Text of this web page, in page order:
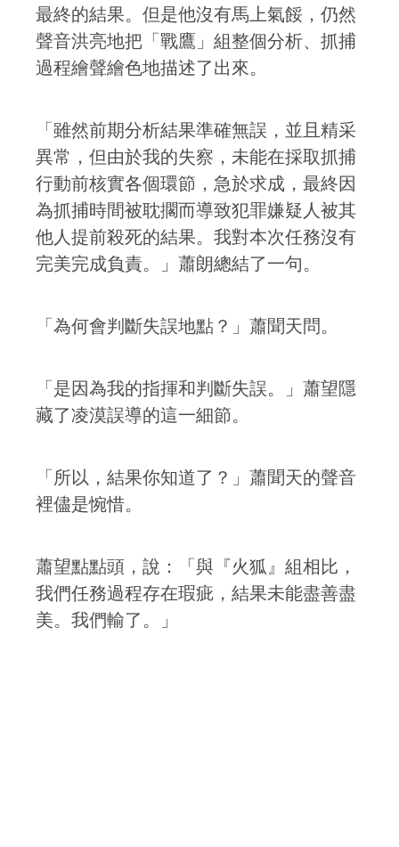
最終的結果。但是他沒有馬上氣餒，仍然
聲音洪亮地把「戰鷹」組整個分析、抓捕
過程繪聲繪色地描述了出來。
「雖然前期分析結果準確無誤，並且精采
異常，但由於我的失察，未能在採取抓捕
行動前核實各個環節，急於求成，最終因
為抓捕時間被耽擱而導致犯罪嫌疑人被其
他人提前殺死的結果。我對本次任務沒有
完美完成負責。」蕭朗總結了一句。
「為何會判斷失誤地點？」蕭聞天問。
「是因為我的指揮和判斷失誤。」蕭望隱
藏了凌漠誤導的這一細節。
「所以，結果你知道了？」蕭聞天的聲音
裡儘是惋惜。
蕭望點點頭，說：「與『火狐』組相比，
我們任務過程存在瑕疵，結果未能盡善盡
美。我們輸了。」